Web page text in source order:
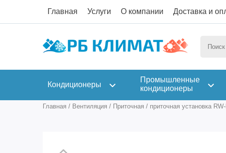
Главная Услуги О компании Доставка и
Кондиционеры
Промышленные
кондиционеры
Главная / Вентиляция / Приточная / приточная установка